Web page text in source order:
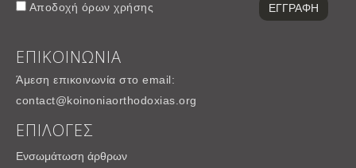
Αποδοχή όρων χρήσης
ΕΠΙΚΟΙΝΩΝΙΑ
Άμεση επικοινωνία στο email:
contact@koinoniaorthodoxias.org
ΕΠΙΛΟΓΕΣ
Ενσωμάτωση άρθρων